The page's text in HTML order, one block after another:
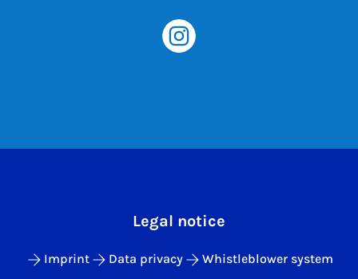
Legal notice
Imprint Data privacy Whistleblower system